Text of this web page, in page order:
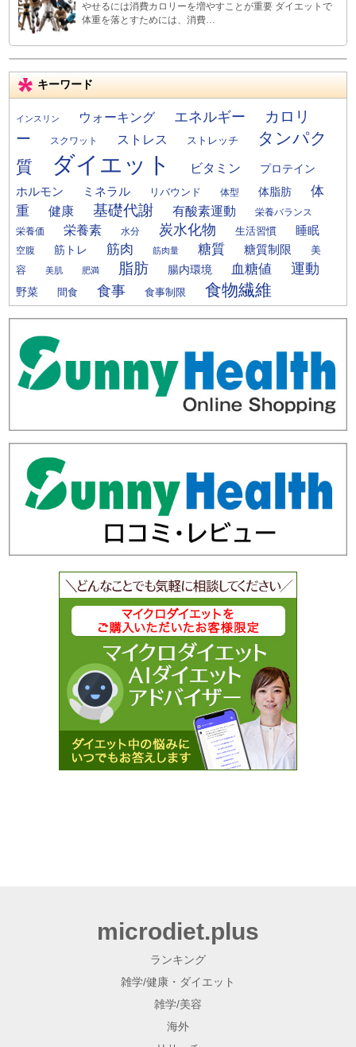
やせるには消費カロリーを増やすことが重要 ダイエットで
体重を落とすためには、消費…
キーワード
インスリン ウォーキング エネルギー
カロリ
ー
スクワット ストレス ストレッチ
タンパク
質
ダイエット ビタミン
プロテイン
ホルモン
ミネラル リバウンド 体型 体脂肪
体
重
健康 基礎代謝 有酸素運動 栄養バランス
栄養価 栄養素 水分 炭水化物 生活習慣 睡眠
空腹 筋トレ 筋肉 筋肉量 糖質 糖質制限
美
容
美肌 肥満 脂肪 腸内環境 血糖値 運動
野菜 間食 食事 食事制限 食物繊維
microdiet.plus
ランキング
雑学/健康・ダイエット
雑学/美容
海外